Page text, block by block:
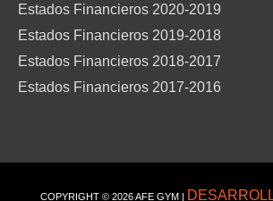
Estados Financieros 2020-2019
Estados Financieros 2019-2018
Estados Financieros 2018-2017
Estados Financieros 2017-2016
COPYRIGHT © 2026AFE GYM |